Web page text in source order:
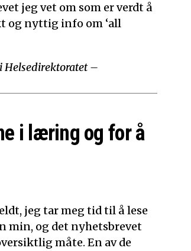
jeg vet om som er verdt å
og nyttig info om ‘all
Helsedirektoratet –
i læring og for å
jeg tar meg tid til å lese
min, og det nyhetsbrevet
måte. En av de